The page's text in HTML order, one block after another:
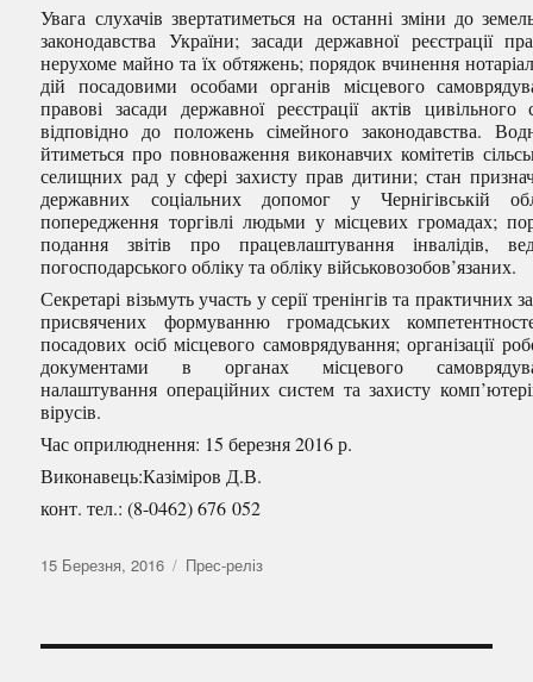
Увага слухачів звертатиметься на останні зміни до
законодавства України; засади державної реєстрації
нерухоме майно та їх обтяжень; порядок вчинення
дій посадовими особами органів місцевого
правові засади державної реєстрації актів цивільного
відповідно до положень сімейного законодавства.
йтиметься про повноваження виконавчих комітетів
селищних рад у сфері захисту прав дитини; стан
державних соціальних допомог у Чернігівській
попередження торгівлі людьми у місцевих громадах;
подання звітів про працевлаштування інвалідів,
погосподарського обліку та обліку військовозобов’язаних.
Секретарі візьмуть участь у серії тренінгів та практичних
присвячених формуванню громадських
посадових осіб місцевого самоврядування; організації
документами в органах місцевого
налаштування операційних систем та захисту
вірусів.
Час оприлюднення: 15 березня 2016 р.
Виконавець:Казіміров Д.В.
конт. тел.: (8-0462) 676 052
Оприлюднено
15 Березня, 2016 Категорії
Прес-реліз